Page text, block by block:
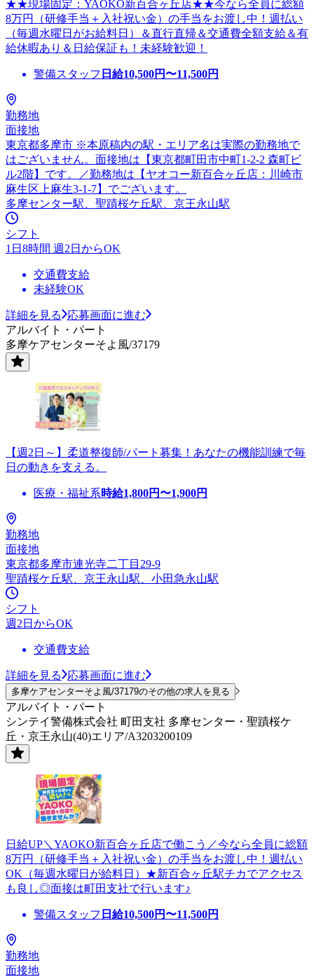
★★現場固定：YAOKO新百合ヶ丘店★★今なら全員に総額
8万円（研修手当＋入社祝い金）の手当をお渡し中！週払い
（毎週水曜日がお給料日）＆直行直帰＆交通費全額支給＆有
給休暇あり＆日給保証も！未経験歓迎！
警備スタッフ 日給10,500円〜11,500円
勤務地
面接地
東京都多摩市 ※本原稿内の駅・エリア名は実際の勤務地で
はございません。面接地は【東京都町田市中町1-2-2 森町ビ
ル2階】です。／勤務地は【ヤオコー新百合ヶ丘店：川崎市
麻生区上麻生3-1-7】でございます。
多摩センター駅、聖蹟桜ケ丘駅、京王永山駅
シフト
1日8時間 週2日からOK
交通費支給
未経験OK
詳細を見る
応募画面に進む
アルバイト・パート
多摩ケアセンターそよ風/37179
【週2日～】柔道整復師/パート募集！あなたの機能訓練で毎
日の動きを支える。
医療・福祉系時給1,800円〜1,900円
勤務地
面接地
東京都多摩市連光寺二丁目29-9
聖蹟桜ケ丘駅、京王永山駅、小田急永山駅
シフト
週2日からOK
交通費支給
詳細を見る 応募画面に進む
多摩ケアセンターそよ風/37179のその他の求人を見る
アルバイト・パート
シンテイ警備株式会社 町田支社 多摩センター・聖蹟桜ケ
丘・京王永山(40)エリア/A3203200109
日給UP＼YAOKO新百合ヶ丘店で働こう／今なら全員に総額
8万円（研修手当＋入社祝い金）の手当をお渡し中！週払い
OK（毎週水曜日が給料日）★新百合ヶ丘駅チカでアクセス
も良し◎面接は町田支社で行います♪
警備スタッフ 日給10,500円〜11,500円
勤務地
面接地